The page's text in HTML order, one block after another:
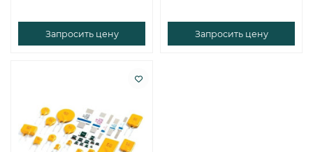
Запросить цену Запросить цену